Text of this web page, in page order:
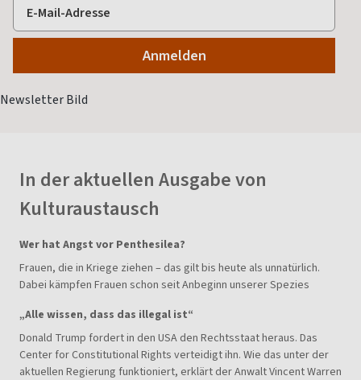
In der aktuellen Ausgabe von
Kulturaustausch
Wer hat Angst vor Penthesilea?
Frauen, die in Kriege ziehen – das gilt bis heute als unnatürlich.
Dabei kämpfen Frauen schon seit Anbeginn unserer Spezies
„Alle wissen, dass das illegal ist“
Donald Trump fordert in den USA den Rechtsstaat heraus. Das
Center for Constitutional Rights verteidigt ihn. Wie das unter der
aktuellen Regierung funktioniert, erklärt der Anwalt Vincent Warren